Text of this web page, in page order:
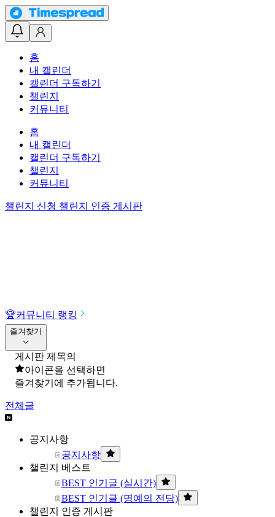
홈
내 캘린더
캘린더 구독하기
챌린지
커뮤니티
홈
내 캘린더
캘린더 구독하기
챌린지
커뮤니티
챌린지 신청 챌린지 인증 게시판
🏆커뮤니티 랭킹
즐겨찾기
게시판 제목의
아이콘을 선택하면
즐겨찾기에 추가됩니다.
전체글
공지사항
공지사항
챌린지 베스트
BEST 인기글 (실시간)
BEST 인기글 (명예의 전당)
챌린지 인증 게시판